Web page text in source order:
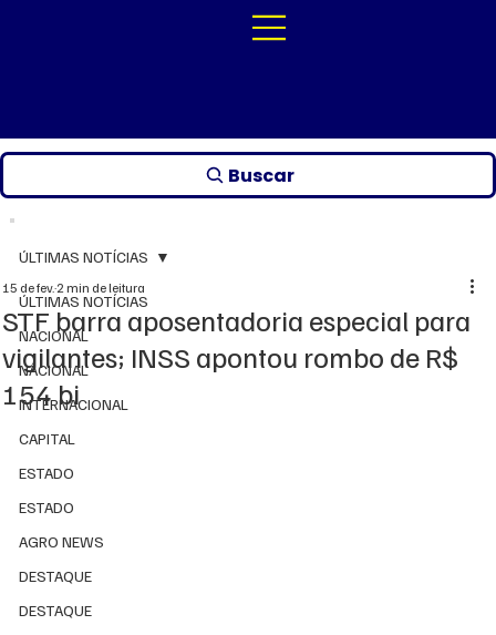
Buscar
ÚLTIMAS NOTÍCIAS
NACIONAL
NACIONAL
INTERNACIONAL
CAPITAL
ESTADO
ESTADO
AGRO NEWS
DESTAQUE
DESTAQUE
ÚLTIMAS NOTÍCIAS
STF barra aposentadoria especial para
vigilantes; INSS apontou rombo de R$
154 bi
15 de fev.2 min de leitura